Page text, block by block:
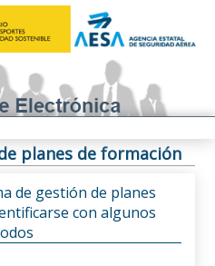
planes de formación
de gestión de planes
con algunos